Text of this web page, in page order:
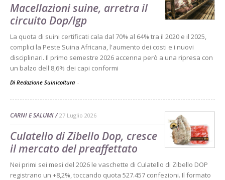
Macellazioni suine, arretra il
circuito Dop/Igp
La quota di suini certificati cala dal 70% al 64% tra il 2020 e il 2025,
complici la Peste Suina Africana, l'aumento dei costi e i nuovi
disciplinari. Il primo semestre 2026 accenna però a una ripresa con
un balzo dell'8,6% dei capi conformi
Di Redazione Suinicoltura -
CARNI E SALUMI 27 Luglio 2026
Culatello di Zibello Dop, cresce
il mercato del preaffettato
Nei primi sei mesi del 2026 le vaschette di Culatello di Zibello DOP
registrano un +8,2%, toccando quota 527.457 confezioni. Il formato